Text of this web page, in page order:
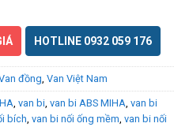
HOTLINE 0932 059 176
đồng Van Việt Nam
van bi, van bi ABS MIHA van bi
bích van bi nối ống mềm van bi nối